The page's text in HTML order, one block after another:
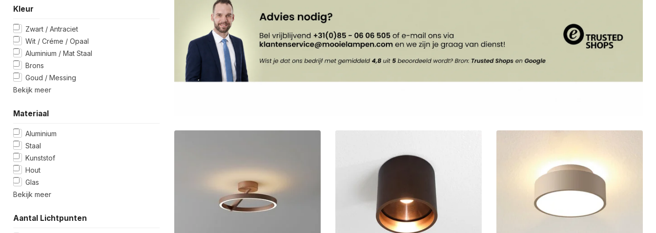
Kleur
Zwart / Antraciet
Wit / Créme / Opaal
Aluminium / Mat Staal
Brons
Goud / Messing
Bekijk meer
Materiaal
Aluminium
Staal
Kunststof
Hout
Glas
Bekijk meer
Aantal Lichtpunten